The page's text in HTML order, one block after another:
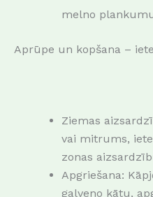
melno
Aprūpe un kopšana –
Ziemas
vai mitrums,
zonas
Apgriešana:
galveno kātu,